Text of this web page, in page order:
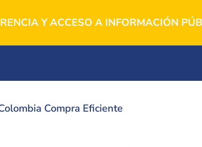
Y ACCESO A INFORMACIÓN
Compra Eficiente